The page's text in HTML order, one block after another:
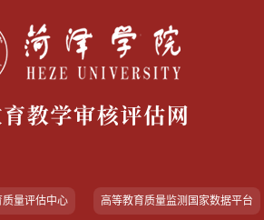
量评估中心 高等教育质量监测国家数据平台